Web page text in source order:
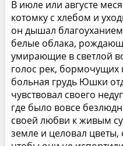
В июле или августе
котомку с хлебом и
он дышал
белые облака,
умирающие в светлой
голос рек, бормочущих
больная грудь Юшки
чувствовал своего
где было вовсе
своей любви к живым
земле и целовал цветы,